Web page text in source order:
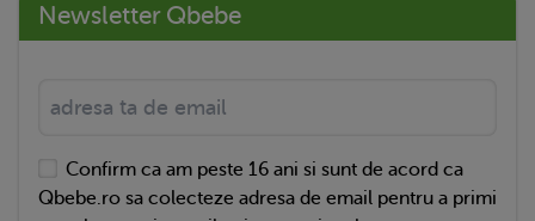
Newsletter Qbebe
Confirm ca am peste 16 ani si sunt de acord ca
Qbebe.ro sa colecteze adresa de email pentru a primi